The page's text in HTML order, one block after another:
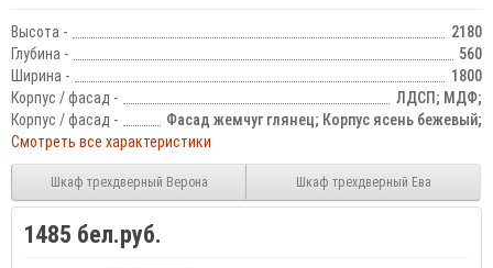
Высота -
2180
Глубина -
560
Ширина -
1800
Корпус / фасад -
ЛДСП; МДФ;
Корпус / фасад -
Фасад жемчуг глянец; Корпус ясень бежевый;
Смотреть все характеристики
Шкаф трехдверный Верона Шкаф трехдверный Ева
1485 бел.руб.